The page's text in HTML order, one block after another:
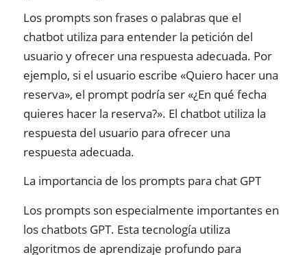
Los prompts son frases o palabras que el
chatbot utiliza para entender la petición del
usuario y ofrecer una respuesta adecuada. Por
ejemplo, si el usuario escribe «Quiero hacer una
reserva», el prompt podría ser «¿En qué fecha
quieres hacer la reserva?». El chatbot utiliza la
respuesta del usuario para ofrecer una
respuesta adecuada.
La importancia de los prompts para chat GPT
Los prompts son especialmente importantes en
los chatbots GPT. Esta tecnología utiliza
algoritmos de aprendizaje profundo para